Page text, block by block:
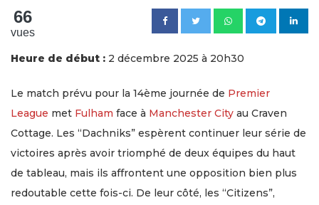
66
vues
Heure de début : 2 décembre 2025 à 20h30
Le match prévu pour la 14ème journée de Premier
League met Fulham face à Manchester City au Craven
Cottage. Les “Dachniks” espèrent continuer leur série de
victoires après avoir triomphé de deux équipes du haut
de tableau, mais ils affrontent une opposition bien plus
redoutable cette fois-ci. De leur côté, les “Citizens”,